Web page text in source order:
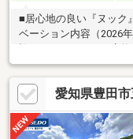
■居心地の良い『ヌッ
ベーション内容（2026
換、1階トイレ便座交換
換、天井・壁クロス張
ハウスクリーニング、
ひ、お気軽にお問合せ
愛知県豊田